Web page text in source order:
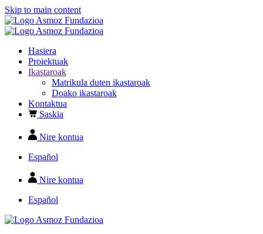
Skip to main content
Hasiera
Proiektuak
Ikastaroak
Matrikula duten ikastaroak
Doako ikastaroak
Kontaktua
Saskia
Nire kontua
Español
Nire kontua
Español